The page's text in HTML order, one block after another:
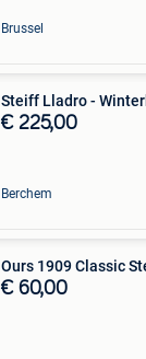
Brussel
Steiff Lladro -
€ 225,00
Berchem
Ours 1909 Classic
€ 60,00